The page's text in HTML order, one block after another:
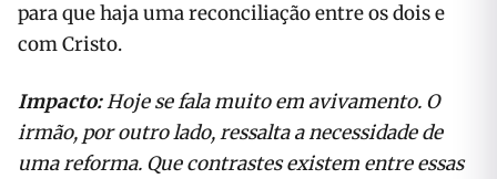
para que haja uma reconciliação entre os dois e
com Cristo.
Impacto:Hoje se fala muito em avivamento. O
irmão, por outro lado, ressalta a necessidade de
uma reforma. Que contrastes existem entre essas